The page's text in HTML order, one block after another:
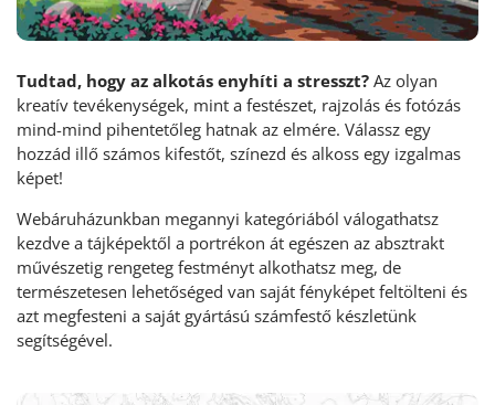
Tudtad, hogy az alkotás enyhíti a stresszt? Az olyan
kreatív tevékenységek, mint a festészet, rajzolás és fotózás
mind-mind pihentetőleg hatnak az elmére. Válassz egy
hozzád illő számos kifestőt, színezd és alkoss egy izgalmas
képet!
Webáruházunkban megannyi kategóriából válogathatsz
kezdve a tájképektől a portrékon át egészen az absztrakt
művészetig rengeteg festményt alkothatsz meg, de
természetesen lehetőséged van saját fényképet feltölteni és
azt megfesteni a saját gyártású számfestő készletünk
segítségével.